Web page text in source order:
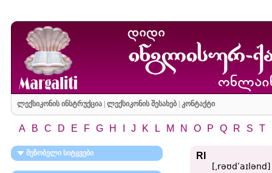
ლექსიკონის ინსტრუქცია| ლექსიკონის შესახებ| კონტაქტი
A B C D E F G H J K L M N O P Q R S T
მეზობელი სიტყვები RI
[͵rəʊdʹaɪlənd]